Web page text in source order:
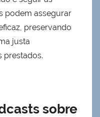
podem assegurar
preservando
justa
prestados.
sobre